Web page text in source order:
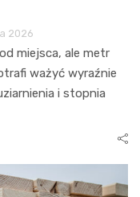
2026
miejsca, ale metr
ważyć wyraźnie
i stopnia